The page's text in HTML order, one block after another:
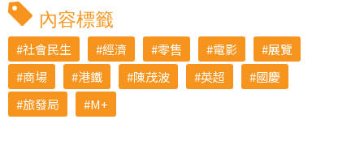
內容標籤
社會民生 經濟 零售 電影
展覽
商場
港鐵 陳茂波 英超
國慶
旅發局
M+